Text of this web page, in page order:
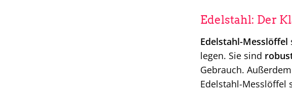
Edelstahl: Der
Edelstahl-Messlöffel
legen. Sie sind
Gebrauch.
Edelstahl-Messlöffel